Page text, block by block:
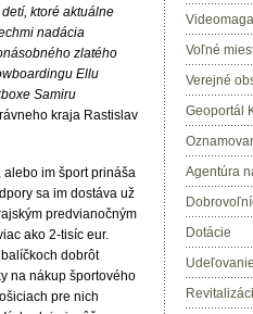
ktoré aktuálne
nadácia
zlatého
Ellu
Samiru
kraja Rastislav
im šport prináša
sa im dostáva už
predvianočným
ako 2-tisíc eur.
dobrôt
na nákup športového
pre nich
Voľné
Verejné
Geoportál
Agentúra
Dotácie